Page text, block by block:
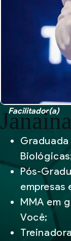
Facilitador(a)
Pós-
empresas
MMA em
Você;